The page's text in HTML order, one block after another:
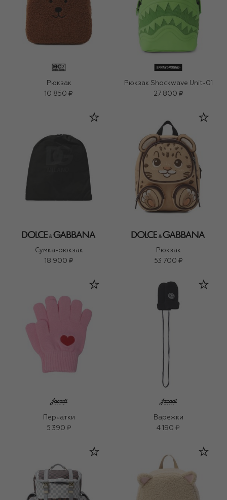
Рюкзак
10 850 ₽
Рюкзак Shockwave Unit-01
27 800 ₽
Сумка-рюкзак
18 900 ₽
Рюкзак
53 700 ₽
Перчатки
5 390 ₽
Варежки
4 190 ₽